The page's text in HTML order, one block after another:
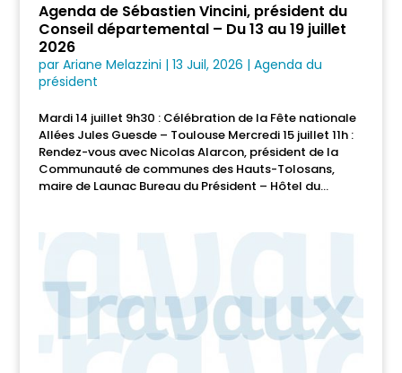
Agenda de Sébastien Vincini, président du
Conseil départemental – Du 13 au 19 juillet
2026
par Ariane Melazzini | 13 Juil, 2026 | Agenda du
président
Mardi 14 juillet 9h30 : Célébration de la Fête nationale
Allées Jules Guesde – Toulouse Mercredi 15 juillet 11h :
Rendez-vous avec Nicolas Alarcon, président de la
Communauté de communes des Hauts-Tolosans,
maire de Launac Bureau du Président – Hôtel du...